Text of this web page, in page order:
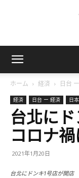
ホーム 経済 日台
経済 日台 ー 経済 日
台北に
コロナ
2021年1月20日
台北にドンキ1号店が開店